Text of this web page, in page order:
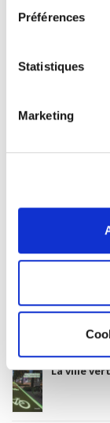
Préférences
Statistiques
Marketing
06 Professional
Title First
Subject
Related
La
La ville